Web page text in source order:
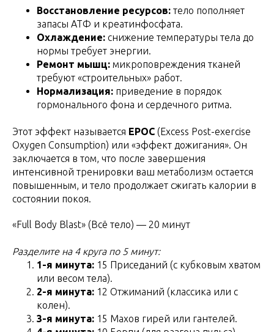
Восстановление ресурсов: тело пополняет
запасы АТФ и креатинфосфата.
Охлаждение: снижение температуры тела до
нормы требует энергии.
Ремонт мышц: микроповреждения тканей
требуют «строительных» работ.
Нормализация: приведение в порядок
гормонального фона и сердечного ритма.
Этот эффект называется EPOC (Excess Post-exercise
Oxygen Consumption) или «эффект дожигания». Он
заключается в том, что после завершения
интенсивной тренировки ваш метаболизм остается
повышенным, и тело продолжает сжигать калории в
состоянии покоя.
«Full Body Blast» (Всё тело) — 20 минут
Разделите на 4 круга по 5 минут:
1-я минута: 15 Приседаний (с кубковым хватом
или весом тела).
2-я минута: 12 Отжиманий (классика или с
колен).
3-я минута: 15 Махов гирей или гантелей.